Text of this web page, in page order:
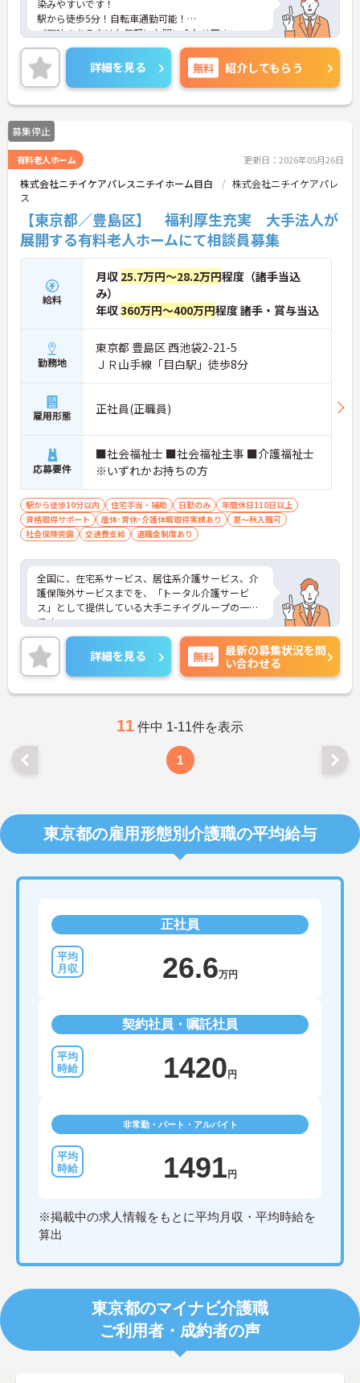
染みやすいです！
駅から徒歩5分！自転車通勤可能！
ご興味のある方はお気軽にお問い合わせ下さい。
詳細を見る 無料 紹介してもらう
募集停止
有料老人ホーム 更新日：2026年05月26日
株式会社ニチイケアパレスニチイホーム目白
株式会社ニチイケアパレ
ス
【東京都／豊島区】 福利厚生充実 大手法人が
展開する有料老人ホームにて相談員募集
給料
月収 25.7万円～28.2万円程度（諸手当込
み）
年収360万円～400万円程度 諸手・賞与当込
勤務地
東京都 豊島区 西池袋2-21-5
ＪＲ山手線「目白駅」徒歩8分
雇用形態 正社員(正職員)
応募要件
■社会福祉士 ■社会福祉主事 ■介護福祉士
※いずれかお持ちの方
駅から徒歩10分以内 住宅手当・補助 日勤のみ
年間休日110日以上
資格取得サポート
産休･育休･介護休暇取得実績あり
夏～秋入職可
社会保険完備
交通費支給 退職金制度あり
全国に、在宅系サービス、居住系介護サービス、介
護保険外サービスまでを、「トータル介護サービ
ス」として提供している大手ニチイグループの一員
です。
24時間の見守り体制の「介護付有料老人ホーム ニチ
イホーム」と、高齢者に配慮した設備とサービスを
備えた「サービス付き高齢者向け住宅 アイリスガー
デン」を、首都圏を中心に展開しています。
これまでの長年の実績に加え、更なる介護サービス
ご興味をお持ちの方には詳細の情報や面接のポイン
トをお伝えしますのでお気軽にお問い合わせくださ
詳細を見る 無料
最新の募集状況を問
い合わせる
11 件中 1-11件を表示
1
東京都の雇用形態別介護職の平均給与
正社員
26.6万円
契約社員・嘱託社員
1420 円
非常勤・パート・アルバイト
1491 円
※掲載中の求人情報をもとに平均月収・平均時給を
算出
東京都のマイナビ介護職
ご利用者・成約者の声